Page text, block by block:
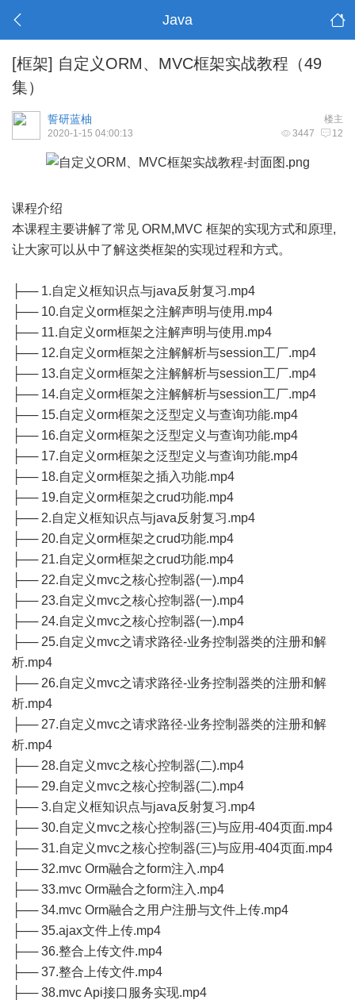
Java
[框架] 自定义ORM、MVC框架实战教程（49
集）
楼主
誓研蓝柚
3447 12
2020-1-15 04:00:13
课程介绍
本课程主要讲解了常见 ORM,MVC 框架的实现方式和原理,
让大家可以从中了解这类框架的实现过程和方式。
├── 1.自定义框知识点与java反射复习.mp4
├── 10.自定义orm框架之注解声明与使用.mp4
├── 11.自定义orm框架之注解声明与使用.mp4
├── 12.自定义orm框架之注解解析与session工厂.mp4
├── 13.自定义orm框架之注解解析与session工厂.mp4
├── 14.自定义orm框架之注解解析与session工厂.mp4
├── 15.自定义orm框架之泛型定义与查询功能.mp4
├── 16.自定义orm框架之泛型定义与查询功能.mp4
├── 17.自定义orm框架之泛型定义与查询功能.mp4
├── 18.自定义orm框架之插入功能.mp4
├── 19.自定义orm框架之crud功能.mp4
├── 2.自定义框知识点与java反射复习.mp4
├── 20.自定义orm框架之crud功能.mp4
├── 21.自定义orm框架之crud功能.mp4
├── 22.自定义mvc之核心控制器(一).mp4
├── 23.自定义mvc之核心控制器(一).mp4
├── 24.自定义mvc之核心控制器(一).mp4
├── 25.自定义mvc之请求路径-业务控制器类的注册和解
析.mp4
├── 26.自定义mvc之请求路径-业务控制器类的注册和解
析.mp4
├── 27.自定义mvc之请求路径-业务控制器类的注册和解
析.mp4
├── 28.自定义mvc之核心控制器(二).mp4
├── 29.自定义mvc之核心控制器(二).mp4
├── 3.自定义框知识点与java反射复习.mp4
├── 30.自定义mvc之核心控制器(三)与应用-404页面.mp4
├── 31.自定义mvc之核心控制器(三)与应用-404页面.mp4
├── 32.mvc Orm融合之form注入.mp4
├── 33.mvc Orm融合之form注入.mp4
├── 34.mvc Orm融合之用户注册与文件上传.mp4
├── 35.ajax文件上传.mp4
├── 36.整合上传文件.mp4
├── 37.整合上传文件.mp4
├── 38.mvc Api接口服务实现.mp4